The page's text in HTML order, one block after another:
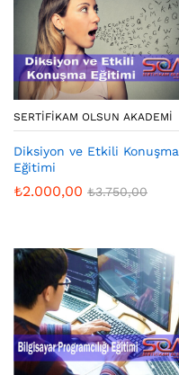
SERTIFIKAM OLSUN AKADEMI
Diksiyon ve Etkili Konuşma
Eğitimi
₺2.000,00 ₺3.750,00